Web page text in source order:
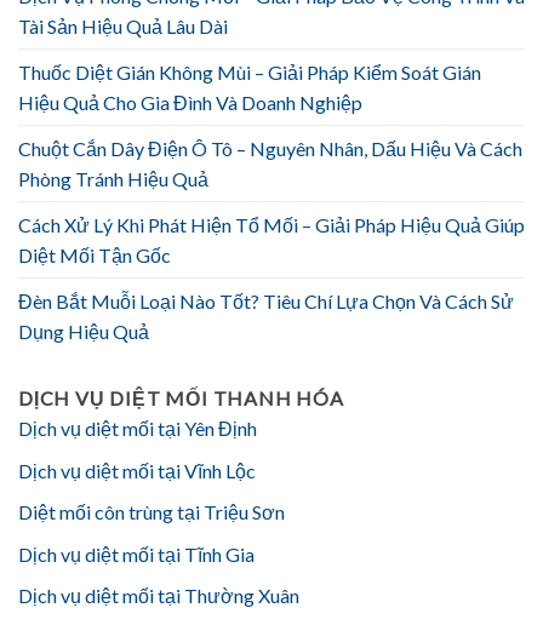
Tài Sản Hiệu Quả Lâu Dài
Thuốc Diệt Gián Không Mùi – Giải Pháp Kiểm Soát Gián
Hiệu Quả Cho Gia Đình Và Doanh Nghiệp
Chuột Cắn Dây Điện Ô Tô – Nguyên Nhân, Dấu Hiệu Và Cách
Phòng Tránh Hiệu Quả
Cách Xử Lý Khi Phát Hiện Tổ Mối – Giải Pháp Hiệu Quả Giúp
Diệt Mối Tận Gốc
Đèn Bắt Muỗi Loại Nào Tốt? Tiêu Chí Lựa Chọn Và Cách Sử
Dụng Hiệu Quả
DỊCH VỤ DIỆT MỐI THANH HÓA
Dịch vụ diệt mối tại Yên Định
Dịch vụ diệt mối tại Vĩnh Lộc
Diệt mối côn trùng tại Triệu Sơn
Dịch vụ diệt mối tại Tĩnh Gia
Dịch vụ diệt mối tại Thường Xuân